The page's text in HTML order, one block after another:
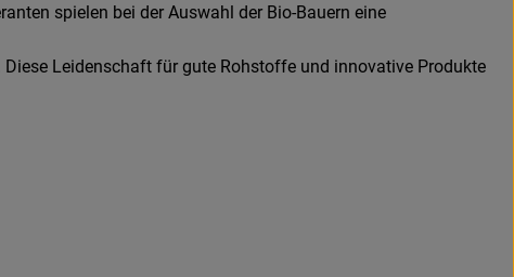
spielen bei der Auswahl der Bio-Bauern eine
Leidenschaft für gute Rohstoffe und innovative Produkte